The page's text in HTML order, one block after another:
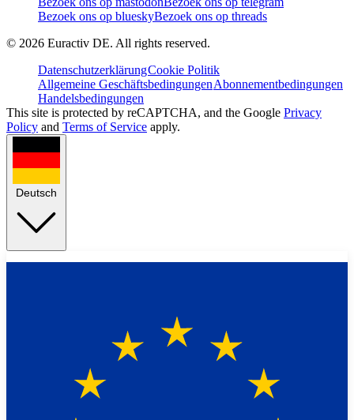
Bezoek ons op blueskyBezoek ons op threads
© 2026 Euractiv DE. All rights reserved.
DatenschutzerklärungCookie Politik
Allgemeine GeschäftsbedingungenAbonnementbedingungen
Handelsbedingungen
This site is protected by reCAPTCHA, and the Google Privacy
Policy and Terms of Service apply.
Deutsch